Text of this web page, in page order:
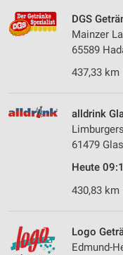
DGS
Mainzer
65589
437,33 km
alldrink
61479
Heute
430,83 km
Logo
Edmund-